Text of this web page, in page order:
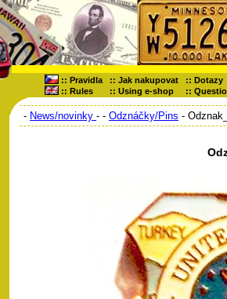
:: Pravidla :: Jak nakupovat :: Dotazy
:: Rules :: Using e-shop ::
- News/novinky - - Odznáčky/Pins -